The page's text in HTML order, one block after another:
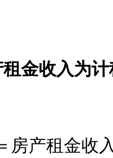
收入为计
产租金收